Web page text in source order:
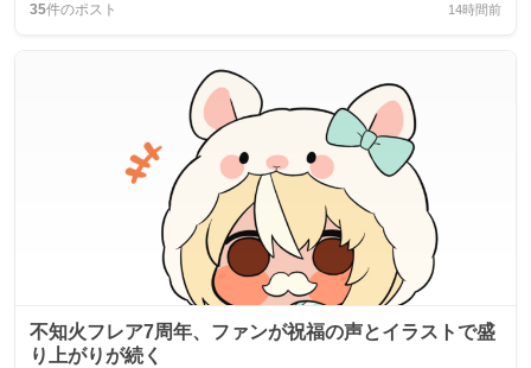
35件のポスト 14時間前
不知火フレア7周年、ファンが祝福の声とイラストで盛
り上がりが続く